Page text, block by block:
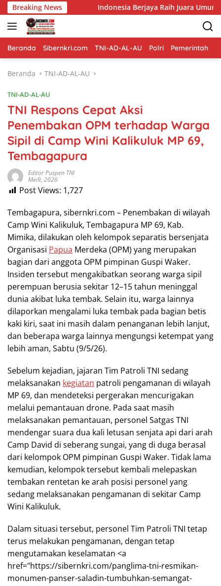
Langsung
ke
konten
Breaking News
Indonesia Berjaya Raih Juara Umum Indonesia Open
Beranda Sibernkri.com TNI-AD-AL-AU Polri Pemerintah
Beranda TNI-AD-AL-AU
TNI-AD-AL-AU
TNI Respons Cepat Aksi
Penembakan OPM terhadap Warga
Sipil di Camp Wini Kalikuluk MP 69,
Tembagapura
Editor Puspen TNI
Mei9, 2026
Post Views: 1,727
Tembagapura, sibernkri.com – Penembakan di wilayah
Camp Wini Kalikuluk, Tembagapura MP 69, Kab.
Mimika, dilakukan oleh kelompok separatis bersenjata
Organisasi Papua Merdeka (OPM) yang merupakan
bagian dari anggota OPM pimpinan Guspi Waker.
Insiden tersebut mengakibatkan seorang warga sipil
perempuan berusia sekitar 12–15 tahun meninggal
dunia akibat luka tembak. Selain itu, warga lainnya
dilaporkan mengalami luka tembak pada bagian betis
kaki kiri, saat ini masih dalam penanganan lebih lanjut,
dan beberapa warga lainnya mengungsi ketempat yang
lebih aman, Sabtu (9/5/26).
Sebelum kejadian, jajaran Tim Patroli TNI sedang
melaksanakan kegiatan patroli pengamanan di wilayah
MP 69, dan mendeteksi pergerakan mencurigakan
melalui pemantauan drone. Pada saat masih
melaksanakan pemantauan, personel Satgas TNI
mendengar suara dua kali letusan senjata api dari arah
Camp David di seberang sungai, yang di duga berasal
dari kelompok OPM pimpinan Guspi Waker. Tidak lama
kemudian, kelompok tersebut kembali melepaskan
tembakan rentetan ke arah posisi personel yang
sedang melaksanakan pengamanan di sekitar Camp
Wini Kalikuluk.
Dalam situasi tersebut, personel Tim Patroli TNI tetap
terus melakukan pengamanan, dengan tetap
mengutamakan keselamatan <a
href="https://sibernkri.com/panglima-tni-resmikan-
monumen-panser-saladin-tumbuhkan-semangat-